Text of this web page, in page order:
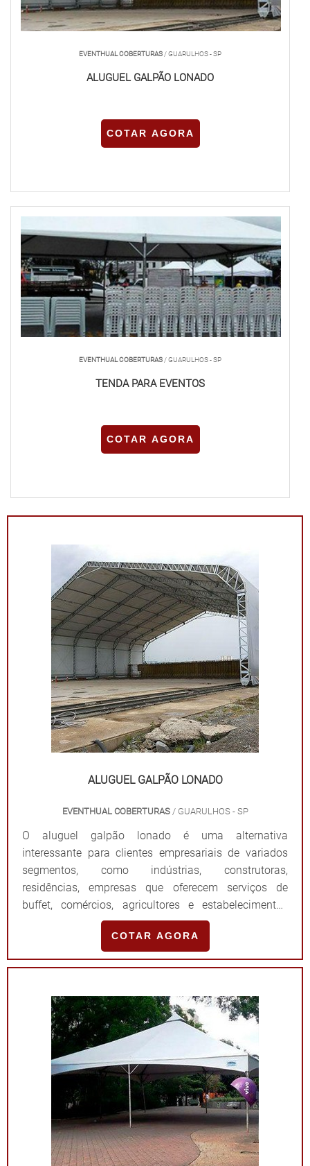
EVENTHUAL COBERTURAS / GUARULHOS - SP
ALUGUEL GALPÃO LONADO
COTAR AGORA
EVENTHUAL COBERTURAS / GUARULHOS - SP
TENDA PARA EVENTOS
COTAR AGORA
ALUGUEL GALPÃO LONADO
EVENTHUAL COBERTURAS / GUARULHOS - SP
O aluguel galpão lonado é uma alternativa
interessante para clientes empresariais de variados
segmentos, como indústrias, construtoras,
residências, empresas que oferecem serviços de
buffet, comércios, agricultores e estabelecimentos
atacadistas. Isso porque é clara a funcionalidade do
galpão lonado, auxiliando na proteção e correto
armazenamento de produtos e materiais nos locais, o
COTAR AGORA